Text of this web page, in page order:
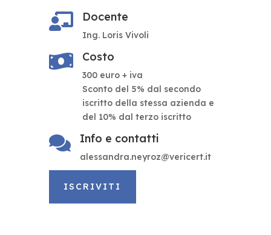
 Docente
Ing. Loris Vivoli
 Costo
300 euro + iva
Sconto del 5% dal secondo
iscritto della stessa azienda e
del 10% dal terzo iscritto
 Info e contatti
alessandra.neyroz@vericert.it
ISCRIVITI